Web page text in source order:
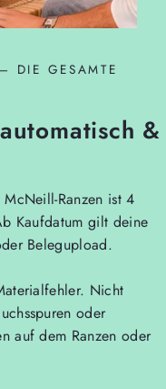
DIE GESAMTE
&
Ranzen ist 4
Kaufdatum gilt deine
Belegupload.
Nicht
oder
auf dem Ranzen oder